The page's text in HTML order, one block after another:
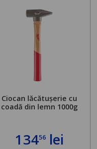
Ciocan lăcătușerie cu
coadă din lemn 1000g
13456 lei